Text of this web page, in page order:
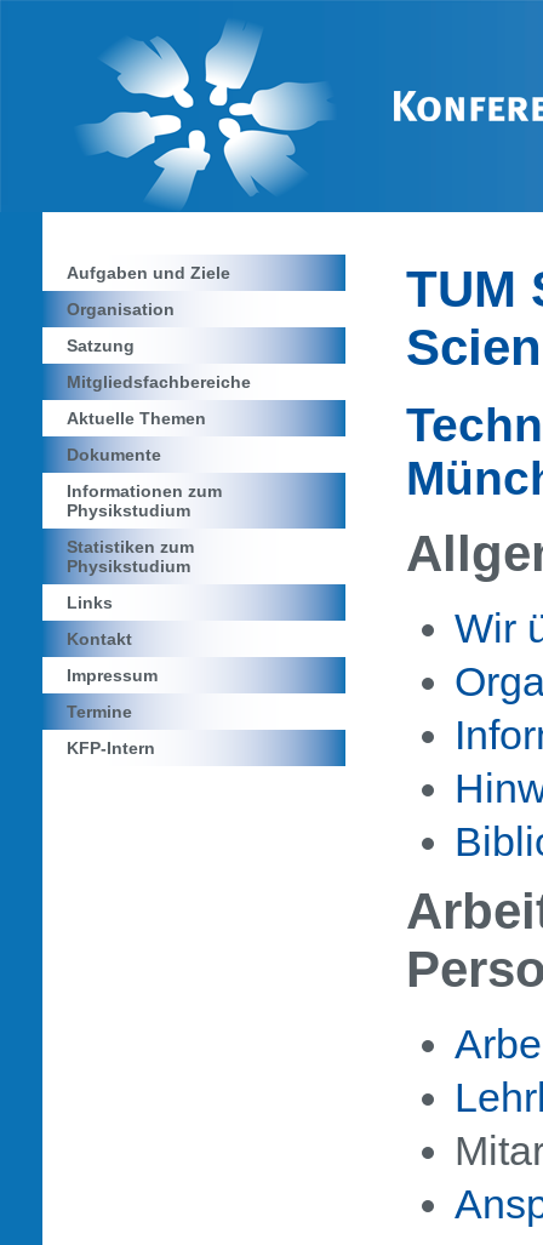
Aufgaben und Ziele
Organisation
Satzung
Mitgliedsfachbereiche
Aktuelle Themen
Dokumente
Informationen zum
Physikstudium
Statistiken zum
Physikstudium
Links
Kontakt
Impressum
Termine
KFP-Intern
TUM
Wir